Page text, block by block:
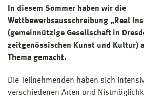
In diesem Sommer haben wir die
Wettbewerbsausschreibung „Real
(gemeinnützige Gesellschaft in
zeitgenössischen Kunst und Kultur)
Thema gemacht.
Die Teilnehmenden haben sich
verschiedenen Arten und